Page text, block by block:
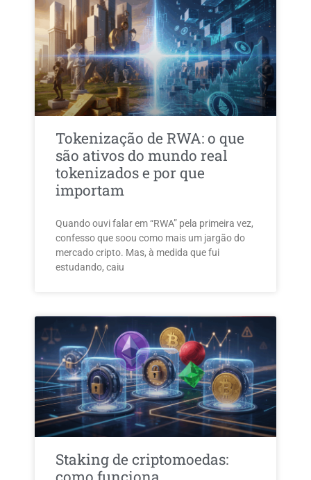
Tokenização de RWA: o que
são ativos do mundo real
tokenizados e por que
importam
Quando ouvi falar em “RWA” pela primeira vez,
confesso que soou como mais um jargão do
mercado cripto. Mas, à medida que fui
estudando, caiu
Staking de criptomoedas: